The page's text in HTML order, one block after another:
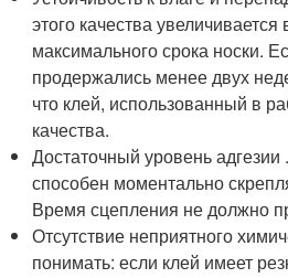
этого качества увеличивается
максимального срока носки.
продержались менее двух
что клей, использованный в
качества.
Достаточный уровень
способен моментально
Время сцепления не должно
Отсутствие неприятного
понимать: если клей имеет